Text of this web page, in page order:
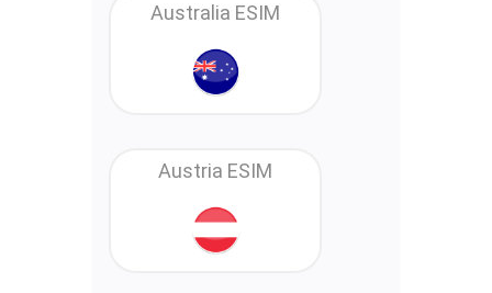
Australia ESIM
Austria ESIM